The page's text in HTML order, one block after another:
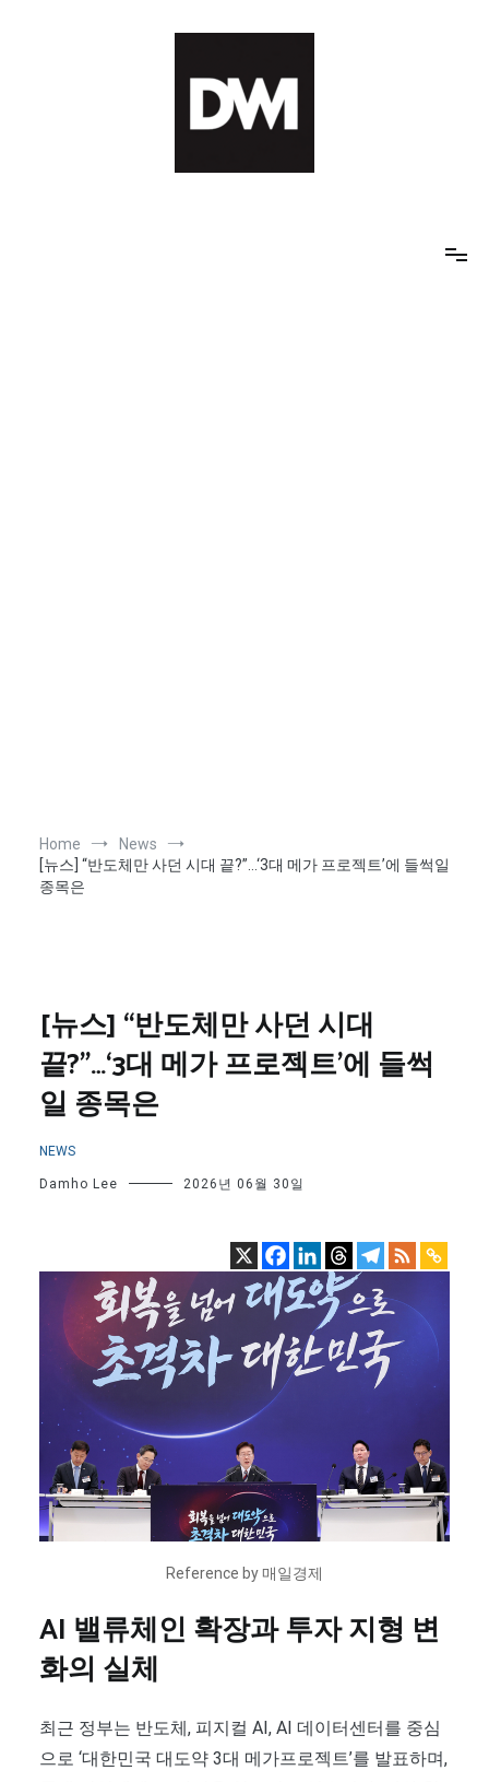
Home
News
[뉴스] “반도체만 사던 시대 끝?”…‘3대 메가 프로젝트’에 들썩일
종목은
[뉴스] “반도체만 사던 시대
끝?”…‘3대 메가 프로젝트’에 들썩
일 종목은
NEWS
Damho Lee 2026년 06월 30일
Reference by 매일경제
AI 밸류체인 확장과 투자 지형 변
화의 실체
최근 정부는 반도체, 피지컬 AI, AI 데이터센터를 중심
으로 ‘대한민국 대도약 3대 메가프로젝트’를 발표하며,